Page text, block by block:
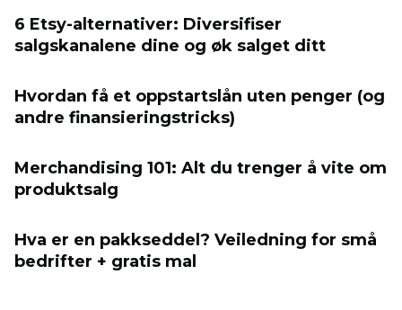
6 Etsy-alternativer: Diversifiser
salgskanalene dine og øk salget ditt
Hvordan få et oppstartslån uten penger (og
andre finansieringstricks)
Merchandising 101: Alt du trenger å vite om
produktsalg
Hva er en pakkseddel? Veiledning for små
bedrifter + gratis mal